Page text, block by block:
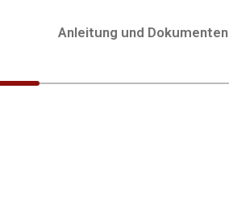
Anleitung und Dokumenten